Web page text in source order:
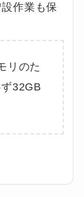
作業も保
リのた
32GB